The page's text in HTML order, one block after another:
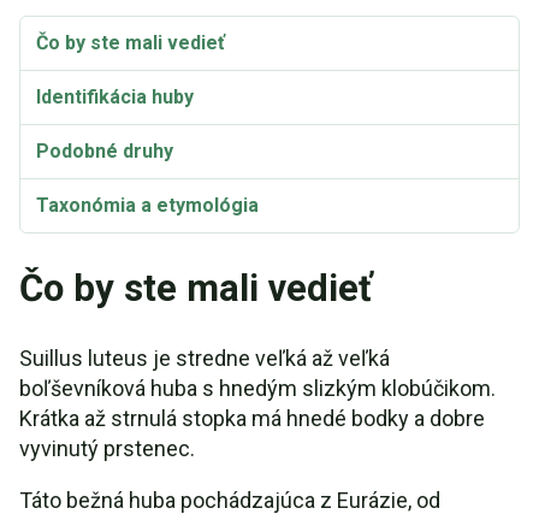
Čo by ste mali vedieť
Identifikácia huby
Podobné druhy
Taxonómia a etymológia
účinky
Čo by ste mali vedieť
Suillus luteus je stredne veľká až veľká
boľševníková huba s hnedým slizkým klobúčikom.
Krátka až strnulá stopka má hnedé bodky a dobre
vyvinutý prstenec.
Táto bežná huba pochádzajúca z Eurázie, od